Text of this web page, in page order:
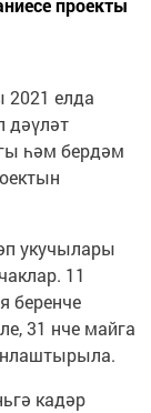
проекты
елда
дәүләт
һәм бердәм
укучылары
11
беренче
31 нче майга
кадәр